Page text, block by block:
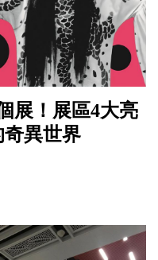
展！展區4大亮
異世界